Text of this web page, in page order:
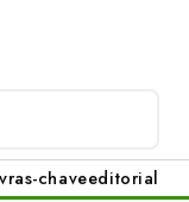
chaveeditorial